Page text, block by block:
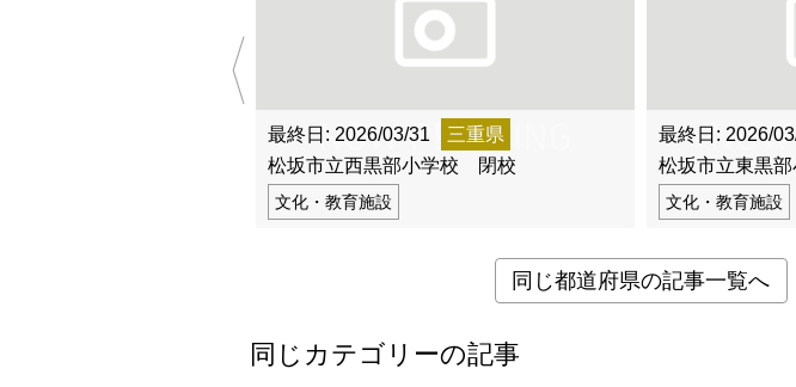
茨城県
中部地方
近畿地方
大阪府 兵庫県
鳥取県
島根県 岡山県 広島県 山口県
徳島県
最終日: 2026/03/31
三重県
松坂市立西黒部小学校 閉校
文化・教育施設
最終日: 2026/
松坂市立東黒
文化・教育施設
同じ都道府県の記事一覧へ
同じカテゴリーの記事